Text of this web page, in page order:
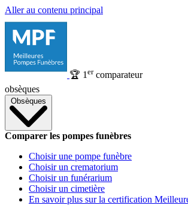
Aller au contenu principal
🏆 1 ercomparateur
obsèques
Obsèques
Comparer les pompes funèbres
Choisir une pompe funèbre
Choisir un crematorium
Choisir un funérarium
Choisir un cimetière
En savoir plus sur la certification